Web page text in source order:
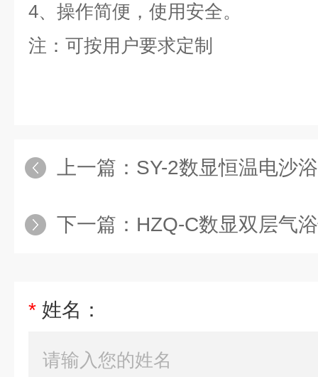
4、操作简便，使用安全。
注：可按用户要求定制
上一篇： SY-2数显恒温电沙浴
下一篇： HZQ-C数显双层气
* 姓名：